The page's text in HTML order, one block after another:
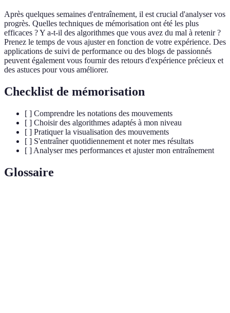
Après quelques semaines d'entraînement, il est crucial d'analyser vos
progrès. Quelles techniques de mémorisation ont été les plus
efficaces ? Y a-t-il des algorithmes que vous avez du mal à retenir ?
Prenez le temps de vous ajuster en fonction de votre expérience. Des
applications de suivi de performance ou des blogs de passionnés
peuvent également vous fournir des retours d'expérience précieux et
des astuces pour vous améliorer.
Checklist de mémorisation
[ ] Comprendre les notations des mouvements
[ ] Choisir des algorithmes adaptés à mon niveau
[ ] Pratiquer la visualisation des mouvements
[ ] S'entraîner quotidiennement et noter mes résultats
[ ] Analyser mes performances et ajuster mon entraînement
Glossaire